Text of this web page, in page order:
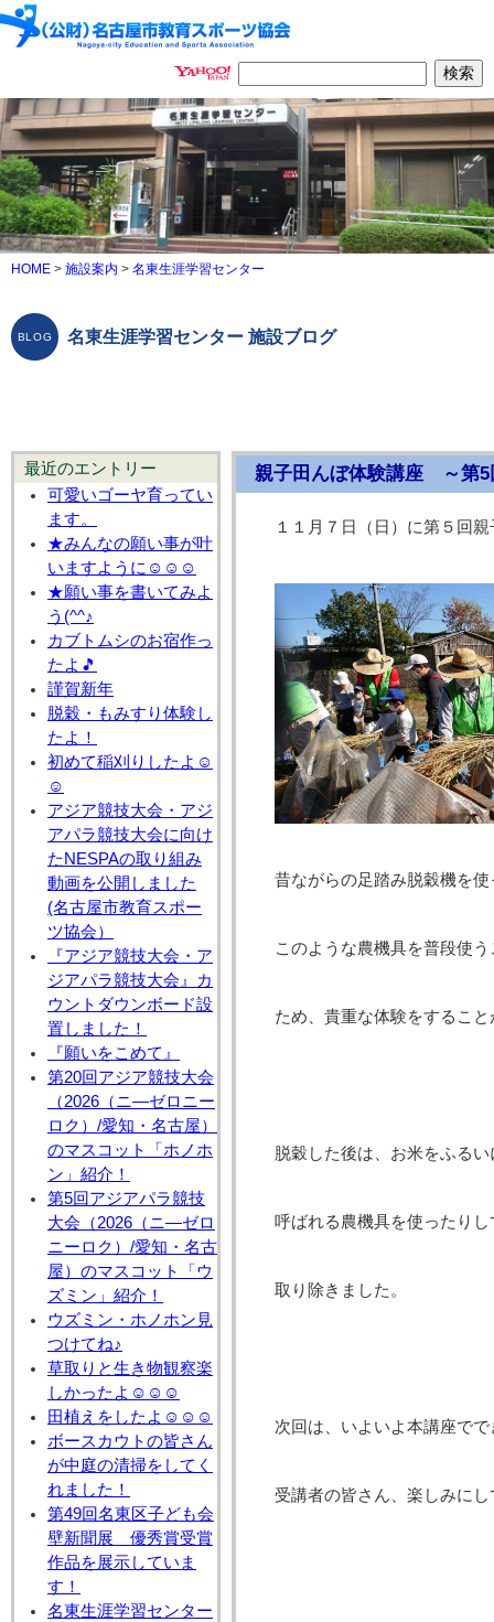
HOME > 施設案内 > 名東生涯学習センター
名東生涯学習センター 施設ブログ
最近のエントリー
可愛いゴーヤ育ってい
ます。
★みんなの願い事が叶
いますように☺☺☺
★願い事を書いてみよ
う(^^♪
カブトムシのお宿作っ
たよ🎵
謹賀新年
脱穀・もみすり体験し
たよ！
初めて稲刈りしたよ☺
☺
アジア競技大会・アジ
アパラ競技大会に向け
たNESPAの取り組み
動画を公開しました
(名古屋市教育スポー
ツ協会）
『アジア競技大会・ア
ジアパラ競技大会』カ
ウントダウンボード設
置しました！
『願いをこめて』
第20回アジア競技大会
（2026（ニ―ゼロニー
ロク）/愛知・名古屋）
のマスコット「ホノホ
ン」紹介！
第5回アジアパラ競技
大会（2026（ニ―ゼロ
ニーロク）/愛知・名古
屋）のマスコット「ウ
ズミン」紹介！
ウズミン・ホノホン見
つけてね♪
草取りと生き物観察楽
しかったよ☺☺☺
田植えをしたよ☺☺☺
ボースカウトの皆さん
が中庭の清掃をしてく
れました！
第49回名東区子ども会
壁新聞展 優秀賞受賞
作品を展示していま
す！
名東生涯学習センター
親子田んぼ体験講座 ～第5
１１月７日（日）に第５回
昔ながらの足踏み脱穀機を
このような農機具を普段使
ため、貴重な体験をするこ
脱穀した後は、お米をふる
呼ばれる農機具を使ったり
取り除きました。
次回は、いよいよ本講座で
受講者の皆さん、楽しみに